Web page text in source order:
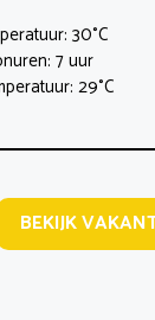
30°C
7 uur
29°C
BEKIJK